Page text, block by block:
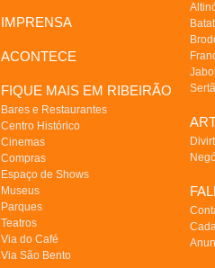
IMPRENSA
ACONTECE
FIQUE MAIS EM RIBEIRÃO
Bares e Restaurantes
Centro Histórico
Cinemas
Compras
Espaço de Shows
Museus
Parques
Teatros
Via do Café
Via São Bento